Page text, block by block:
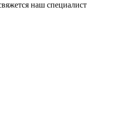
наш специалист